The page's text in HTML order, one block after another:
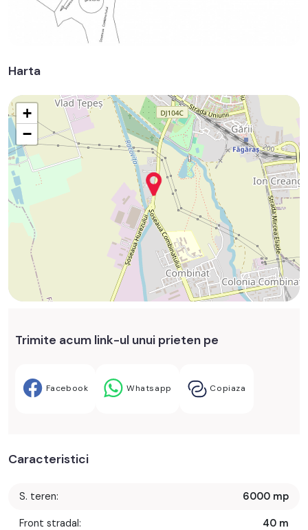
Harta
+
−
Trimite acum link-ul unui prieten pe
Facebook Whatsapp Copiaza
Caracteristici
S. teren: 6000 mp
Front stradal: 40 m